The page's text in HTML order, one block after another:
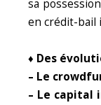
sa
en crédit-bail
♦ Des
– Le
– Le capital